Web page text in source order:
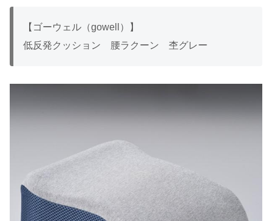
【ゴーウェル（gowell）】
低反発クッション 腰ラクーン 杢グレー